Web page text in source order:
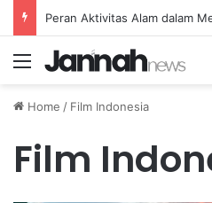
Menu
Home / Film Indonesia
Film